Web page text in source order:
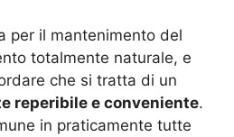
per il mantenimento del
totalmente naturale, e
che si tratta di un
reperibile e conveniente.
in praticamente tutte